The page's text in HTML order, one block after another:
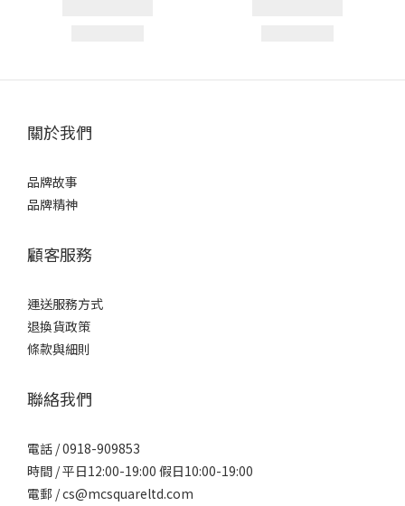
關於我們
品牌故事
品牌精神
顧客服務
運送服務方式
退換貨政策
條款與細則
聯絡我們
電話 / 0918-909853
時間 / 平日12:00-19:00 假日10:00-19:00
電郵 / cs@mcsquareltd.com